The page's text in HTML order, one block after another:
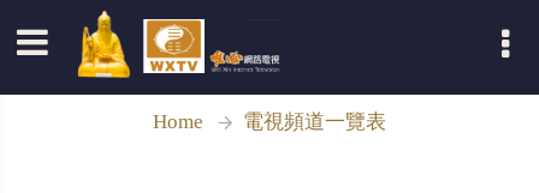
Home 電視頻道一覽表